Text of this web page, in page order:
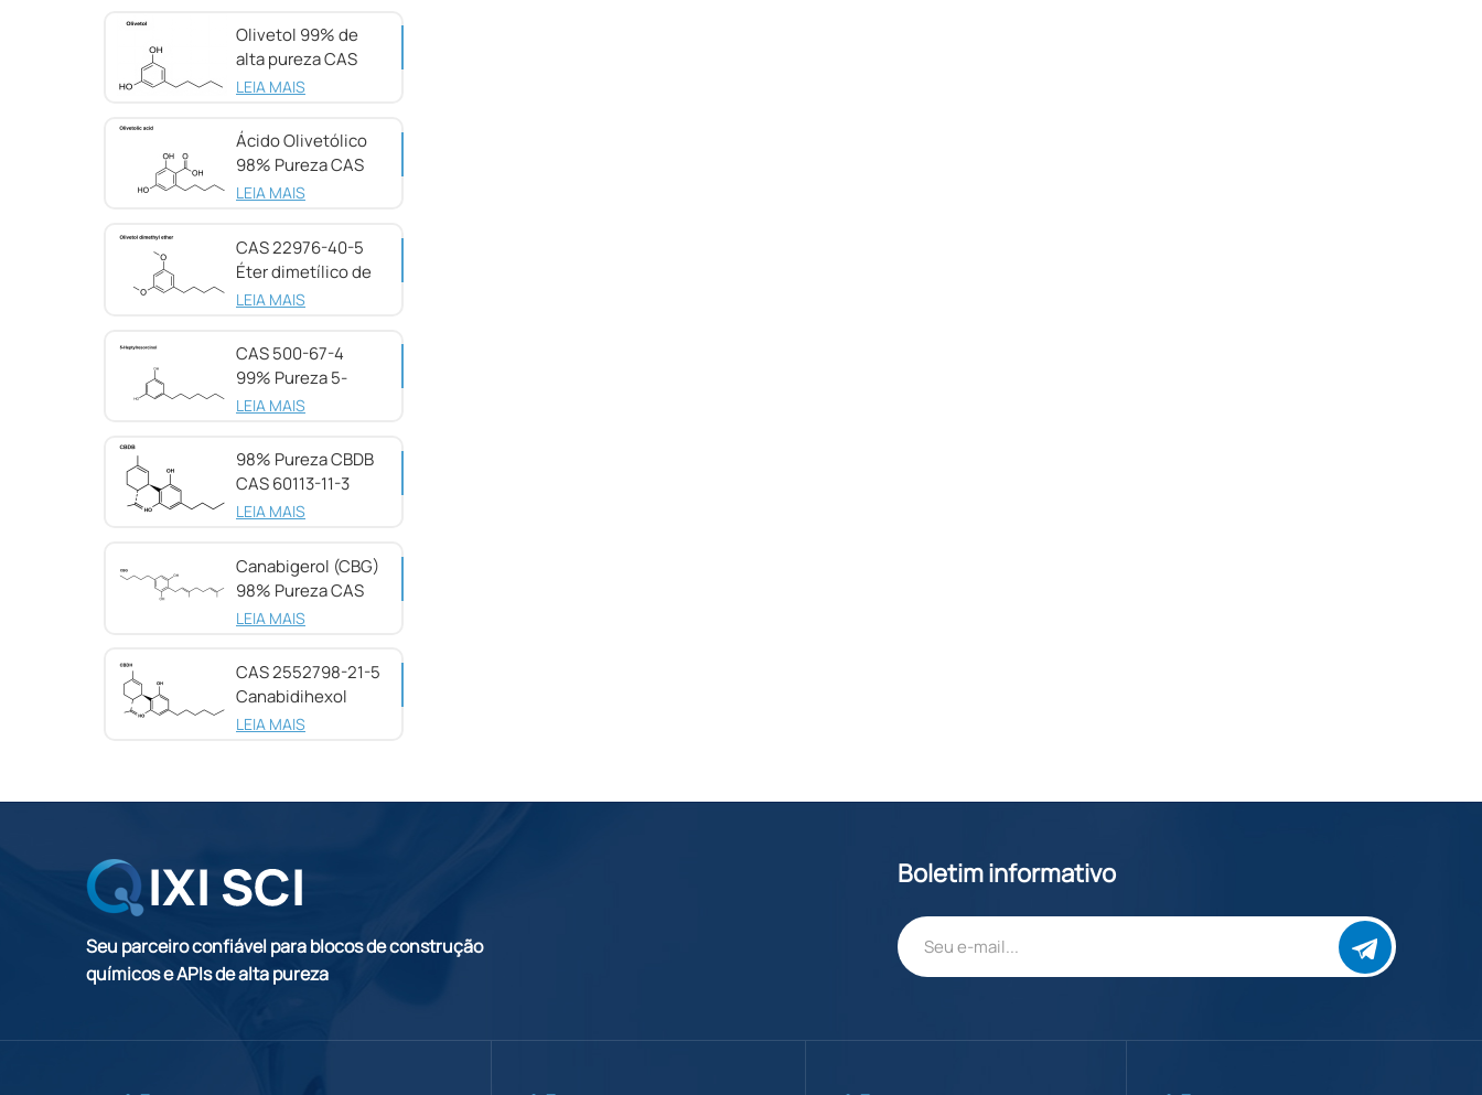
Olivetol 99% de
alta pureza CAS
500-66-3
LEIA MAIS
Ácido Olivetólico
98% Pureza CAS
491-72-5
LEIA MAIS
CAS 22976-40-5
Éter dimetílico de
olivetol, 98%
LEIA MAIS
CAS 500-67-4
99% Pureza 5-
Heptilresorcinol
LEIA MAIS
98% Pureza CBDB
CAS 60113-11-3
LEIA MAIS
Canabigerol (CBG)
98% Pureza CAS
25654-31-3
LEIA MAIS
CAS 2552798-21-5
Canabidihexol
(CBDH), 98%
LEIA MAIS
Seu parceiro confiável para blocos de construção
químicos e APIs de alta pureza
Boletim informativo